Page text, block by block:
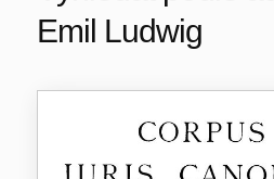
Emil Ludwig